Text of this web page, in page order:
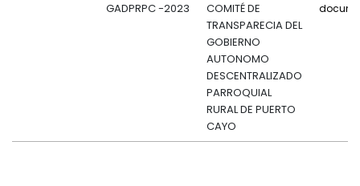
GADPRPC -2023
COMITÉ DE
TRANSPARECIA DEL
GOBIERNO
AUTONOMO
DESCENTRALIZADO
PARROQUIAL
RURAL DE PUERTO
CAYO